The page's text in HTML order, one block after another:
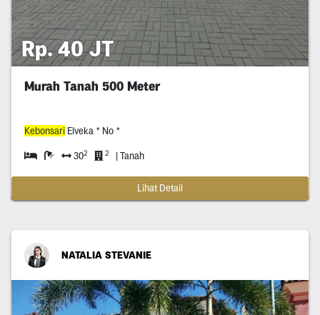
Rp. 40 JT
Murah Tanah 500 Meter
KebonsariElveka * No *
302 2 | Tanah
Lihat Detail
NATALIA STEVANIE